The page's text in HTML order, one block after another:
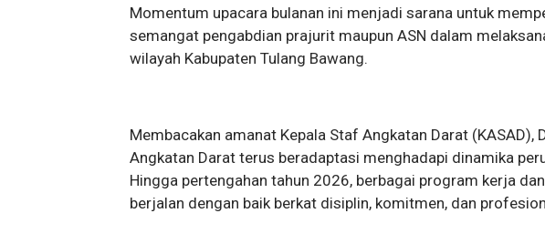
Momentum upacara bulanan ini menjadi sarana untuk
semangat pengabdian prajurit maupun ASN dalam
wilayah Kabupaten Tulang Bawang.
Membacakan amanat Kepala Staf Angkatan Darat (KASAD),
Angkatan Darat terus beradaptasi menghadapi dinamika
Hingga pertengahan tahun 2026, berbagai program kerja
berjalan dengan baik berkat disiplin, komitmen, dan